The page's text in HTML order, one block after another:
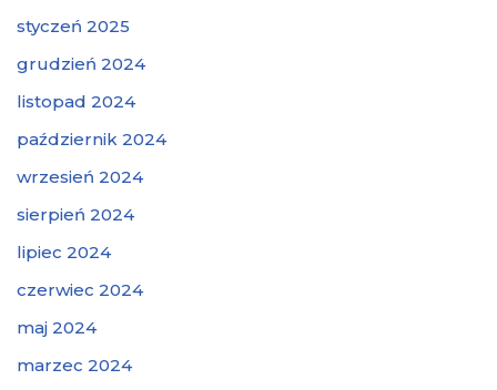
styczeń 2025
grudzień 2024
listopad 2024
październik 2024
wrzesień 2024
sierpień 2024
lipiec 2024
czerwiec 2024
maj 2024
marzec 2024